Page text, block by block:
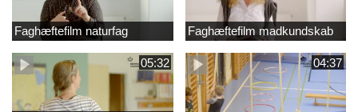
Faghæftefilm naturfag Faghæftefilm madkundskab
05:32 04:37